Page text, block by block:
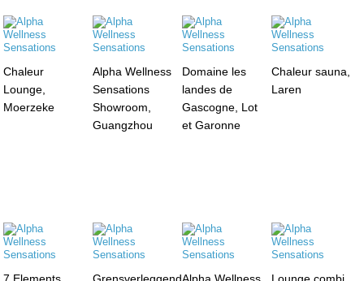
Chaleur
Lounge,
Moerzeke
Alpha Wellness
Sensations
Showroom,
Guangzhou
Domaine les
landes de
Gascogne, Lot
et Garonne
Chaleur sauna,
Laren
7 Elements
GrensverleggendAlpha Wellness
Lounge combi,